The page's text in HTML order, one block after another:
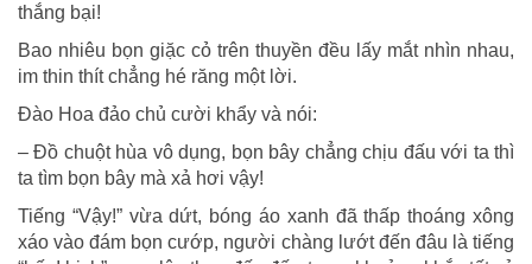
thắng bại!
Bao nhiêu bọn giặc cỏ trên thuyền đều lấy mắt nhìn nhau,
im thin thít chẳng hé răng một lời.
Đào Hoa đảo chủ cười khẩy và nói:
– Đồ chuột hùa vô dụng, bọn bây chẳng chịu đấu với ta thì
ta tìm bọn bây mà xả hơi vậy!
Tiếng “Vậy!” vừa dứt, bóng áo xanh đã thấp thoáng xông
xáo vào đám bọn cướp, người chàng lướt đến đâu là tiếng